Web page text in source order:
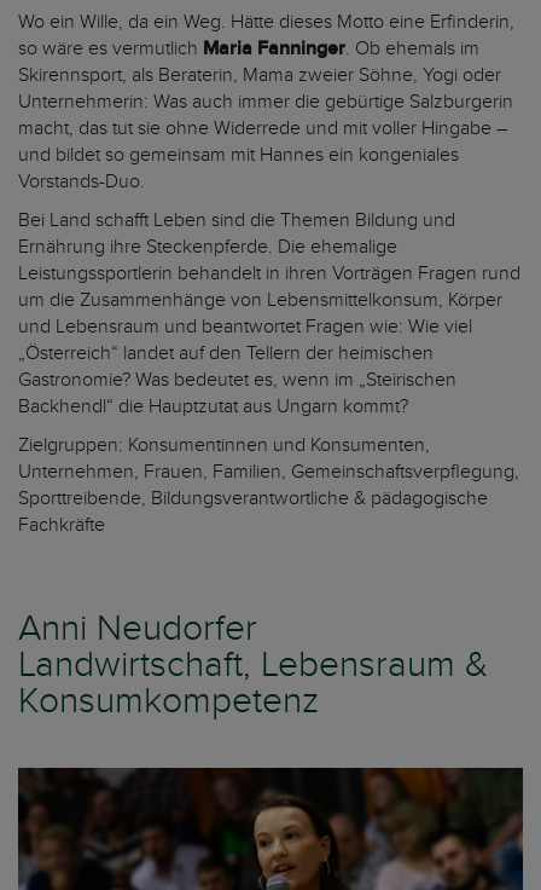
Wo ein Wille, da ein Weg. Hätte dieses Motto eine Erfinderin,
so wäre es vermutlich Maria Fanninger. Ob ehemals im
Skirennsport, als Beraterin, Mama zweier Söhne, Yogi oder
Unternehmerin: Was auch immer die gebürtige Salzburgerin
macht, das tut sie ohne Widerrede und mit voller Hingabe –
und bildet so gemeinsam mit Hannes ein kongeniales
Vorstands-Duo.
Bei Land schafft Leben sind die Themen Bildung und
Ernährung ihre Steckenpferde. Die ehemalige
Leistungssportlerin behandelt in ihren Vorträgen Fragen rund
um die Zusammenhänge von Lebensmittelkonsum, Körper
und Lebensraum und beantwortet Fragen wie: Wie viel
„Österreich“ landet auf den Tellern der heimischen
Gastronomie? Was bedeutet es, wenn im „Steirischen
Backhendl“ die Hauptzutat aus Ungarn kommt?
Zielgruppen: Konsumentinnen und Konsumenten,
Unternehmen, Frauen, Familien, Gemeinschaftsverpflegung,
Sporttreibende, Bildungsverantwortliche & pädagogische
Fachkräfte
Anni Neudorfer
Landwirtschaft, Lebensraum &
Konsumkompetenz